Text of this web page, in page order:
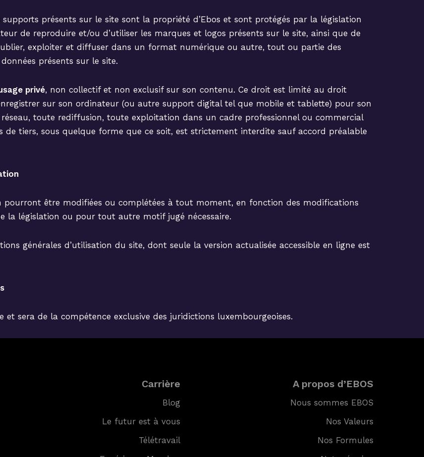
présents sur le site sont la propriété d’Ebos et sont protégés par la législation
de reproduire et/ou d’utiliser les marques et logos présents sur le site, ainsi que de
exploiter et diffuser dans un format numérique ou autre, tout ou partie des
présents sur le site.
privé, non collectif et non exclusif sur son contenu. Ce droit est limité au droit
sur son ordinateur (ou autre support digital tel que mobile et tablette) pour son
toute rediffusion, toute exploitation dans un cadre professionnel ou commercial
tiers, sous quelque forme que ce soit, est strictement interdite sauf accord préalable
pourront être modifiées ou complétées à tout moment, en fonction des modifications
la législation ou pour tout autre motif jugé nécessaire.
générales d’utilisation du site, dont seule la version actualisée accessible en ligne est
sera de la compétence exclusive des juridictions luxembourgeoises.
Carrière
Blog
Le futur est à vous
Télétravail
A propos d’EBOS
Nous sommes EBOS
Nos Valeurs
Nos Formules